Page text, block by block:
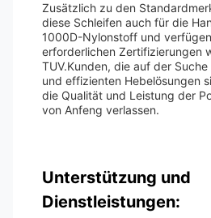
Zusätzlich zu den
diese Schleifen auch für die
1000D-Nylonstoff und
erforderlichen Zertifizierungen
TUV.Kunden, die auf der
und effizienten Hebelösungen
die Qualität und Leistung der
von Anfeng verlassen.
Unterstützung und
Dienstleistungen: